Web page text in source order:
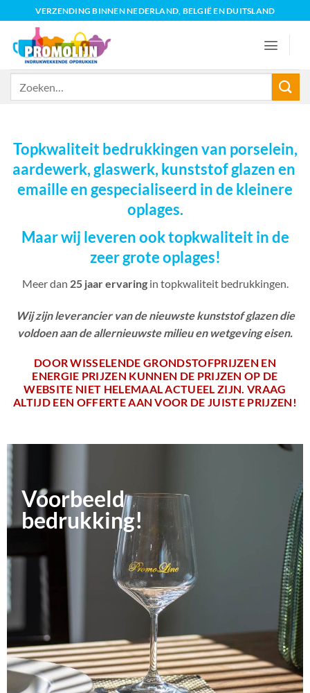
naar
inhoud
VERZENDING BINNEN NEDERLAND, BELGIË EN DUITSLAND
Topkwaliteit bedrukkingen van porselein,
aardewerk, glaswerk, kunststof glazen en
emaille en gespecialiseerd in de kleinere
oplages.
Maar wij leveren ook topkwaliteit in de
zeer grote oplages!
Meer dan 25 jaar ervaringin topkwaliteit bedrukkingen.
Wij zijn leverancier van de nieuwste kunststof glazen die
voldoen aan de allernieuwste milieu en wetgeving eisen.
DOOR WISSELENDE GRONDSTOFPRIJZEN EN
ENERGIE PRIJZEN KUNNEN DE PRIJZEN OP DE
WEBSITE NIET HELEMAAL ACTUEEL ZIJN. VRAAG
ALTIJD EEN OFFERTE AAN VOOR DE JUISTE PRIJZEN!
Voorbeeld
bedrukking!